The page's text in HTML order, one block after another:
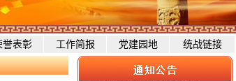
誉表彰 工作简报 党建园地 统战链接